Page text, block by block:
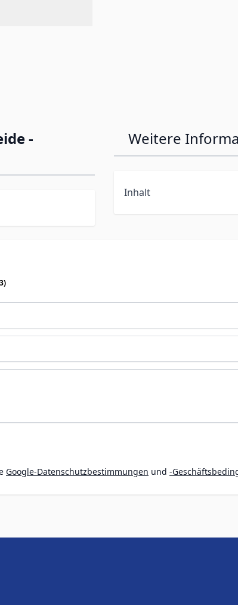
-
Weitere
Inhalt
Google-Datenschutzbestimmungen und -